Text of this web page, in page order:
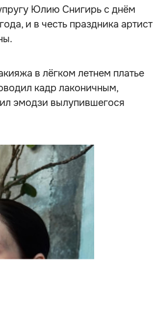
Юлию Снигирь с днём
и в честь праздника артист
в лёгком летнем платье
кадр лаконичным,
эмодзи вылупившегося